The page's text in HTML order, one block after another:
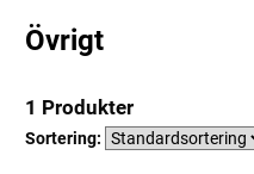
Övrigt
1 Produkter
Sortering: